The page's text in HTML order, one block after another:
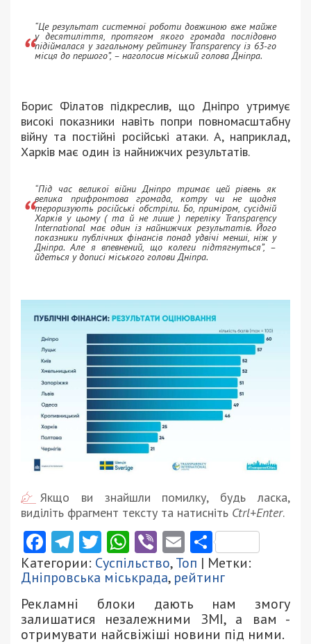
“Це результат системної роботи довжиною вже майже
у десятиліття, протягом якого громада послідовно
підіймалася у загальному рейтингу Transparency із 63-го
місця до першого”, – наголосив міський голова Дніпра.
Борис Філатов підкреслив, що Дніпро утримує
високі показники навіть попри повномасштабну
війну та постійні російські атаки. А, наприклад,
Харків має один із найнижчих результатів.
“Під час великої війни Дніпро тримає цей рівень як
велика прифронтова громада, котру чи не щодня
тероризують російські обстріли. Бо, приміром, сусідній
Харків у цьому ( та й не лише ) переліку Transparency
International має один із найнижчих результатів. Його
показники публічних фінансів понад удвічі менші, ніж у
Дніпра. Але я впевнений, що колеги підтягнуться”, –
йдеться у дописі міського голови Дніпра.
Якщо ви знайшли помилку, будь ласка,
виділіть фрагмент тексту та натисніть Ctrl+Enter.
Facebook
Telegram
Twitter
WhatsApp
ViberEmail
Категории: Суспільство,Топ | Метки:
Дніпровська міськрада, рейтинг
Рекламні блоки дають нам змогу
залишатися незалежними ЗМІ, а вам -
отримувати найсвіжіші новини під ними.